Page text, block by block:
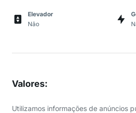
Elevador
Não
Valores:
Utilizamos informações de anúncios